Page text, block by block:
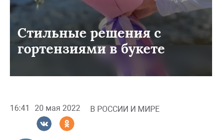
Стильные решения с
гортензиями в букете
16:41 20 мая 2022 В РОССИИ И МИРЕ